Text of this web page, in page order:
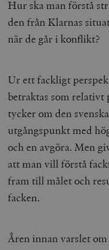
Hur ska man förstå
den från Klarnas
när de går i konflikt?
Ur ett fackligt
betraktas som relativt
tycker om den
utgångspunkt med
och en avgöra. Men
att man vill förstå
fram till målet och
facken.
Åren innan varslet